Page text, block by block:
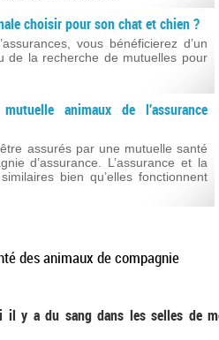
choisir pour son chat et chien ?
vous bénéficierez d’un
de la recherche de mutuelles pour
animaux de l'assurance
assurés par une mutuelle santé
d’assurance. L’assurance et la
bien qu’elles fonctionnent
des animaux de compagnie
il y a du sang dans les selles de